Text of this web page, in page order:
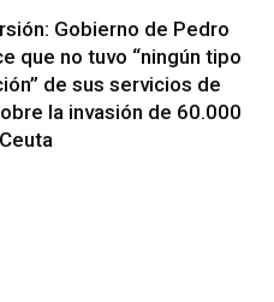
Gobierno de Pedro
que no tuvo “ningún tipo
de sus servicios de
la invasión de 60.000